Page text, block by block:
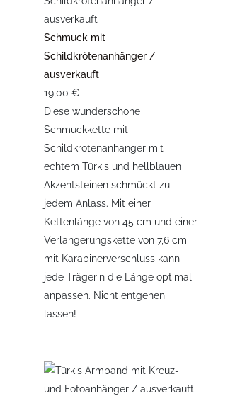
Schmuck mit
Schildkrötenanhänger /
ausverkauft
19,00 €
Diese wunderschöne
Schmuckkette mit
Schildkrötenanhänger mit
echtem Türkis und hellblauen
Akzentsteinen schmückt zu
jedem Anlass. Mit einer
Kettenlänge von 45 cm und einer
Verlängerungskette von 7,6 cm
mit Karabinerverschluss kann
jede Trägerin die Länge optimal
anpassen. Nicht entgehen
lassen!